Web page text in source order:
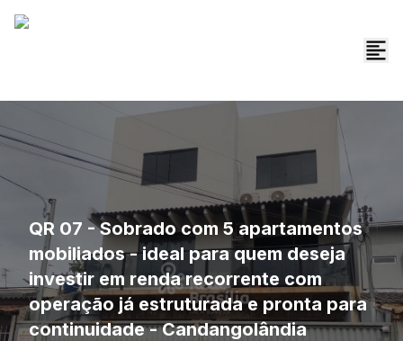
QR 07 - Sobrado com 5 apartamentos
mobiliados - ideal para quem deseja
investir em renda recorrente com
operação já estruturada e pronta para
continuidade - Candangolândia